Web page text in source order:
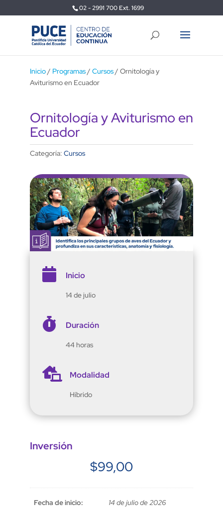
02 - 2991 700 Ext. 1699
Inicio/ Programas/ Cursos/ Ornitología y
Aviturismo en Ecuador
Ornitología y Aviturismo en
Ecuador
Categoría: Cursos
 Inicio
14 de julio
 Duración
44 horas
 Modalidad
Híbrido
Inversión
$99,00
Fecha de inicio: 14 de julio de 2026